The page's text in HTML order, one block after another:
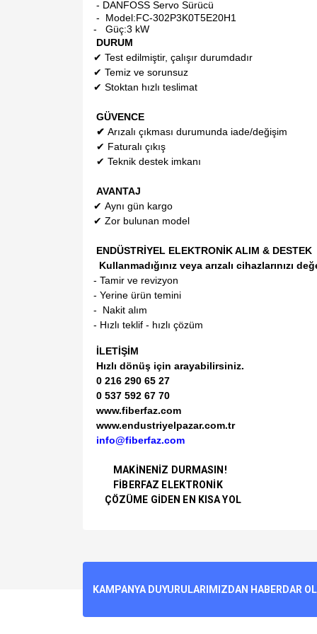
- DANFOSS Servo Sürücü
- Model:FC-302P3K0T5E20H1
- Güç:3 kW
DURUM
✔ Test edilmiştir, çalışır durumdadır
✔ Temiz ve sorunsuz
✔ Stoktan hızlı teslimat
GÜVENCE
✔ Arızalı çıkması durumunda iade/değişim
✔ Faturalı çıkış
✔ Teknik destek imkanı
AVANTAJ
✔ Aynı gün kargo
✔ Zor bulunan model
ENDÜSTRİYEL ELEKTRONİK ALIM & DESTEK
Kullanmadığınız veya arızalı cihazlarınızı
- Tamir ve revizyon
- Yerine ürün temini
- Nakit alım
- Hızlı teklif - hızlı çözüm
İLETİŞİM
Hızlı dönüş için arayabilirsiniz.
0 216 290 65 27
0 537 592 67 70
www.fiberfaz.com
www.endustriyelpazar.com.tr
info@fiberfaz.com
MAKİNENİZ DURMASIN!
FİBERFAZ ELEKTRONİK
ÇÖZÜME GİDEN EN KISA YOL
Ürün resmi kalitesiz, bozuk veya
KAMPANYA DUYURULARIMIZDAN HABERDAR